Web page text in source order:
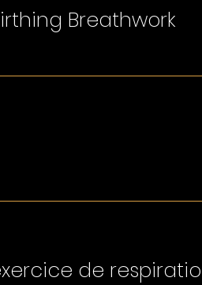
Breathwork